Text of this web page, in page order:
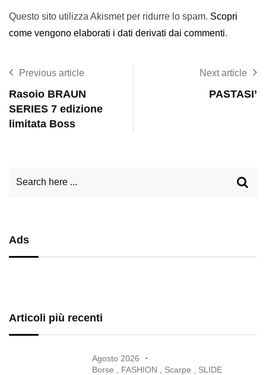
Questo sito utilizza Akismet per ridurre lo spam. Scopri
come vengono elaborati i dati derivati dai commenti.
Previous article
Rasoio BRAUN
SERIES 7 edizione
limitata Boss
Next article
PASTASI’
Ads
Articoli più recenti
Agosto 2026
Borse
FASHION Scarpe SLIDE